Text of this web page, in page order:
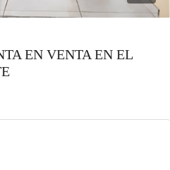
EN VENTA EN EL